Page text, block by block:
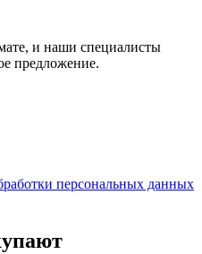
и наши специалисты
предложение.
персональных данных